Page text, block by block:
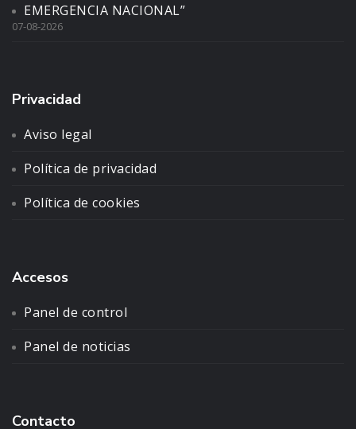
EMERGENCIA NACIONAL”
07-08-2026
Privacidad
Aviso legal
Política de privacidad
Política de cookies
Accesos
Panel de control
Panel de noticias
Contacto